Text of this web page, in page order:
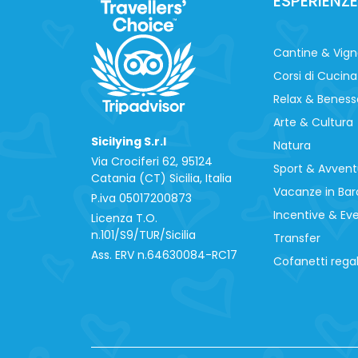
Sicilying S.r.l
Via Crociferi 62, 95124
Catania (CT) Sicilia, Italia
P.iva 0‍5017200873
Licenza T.O.
n.101/S9/TUR/Sicilia
Ass. ERV n.64630084-RC17
Cantine &
Corsi di Cucina
Relax &
Arte & Cultura
Natura
Sport &
Vacanze in
Incentive &
Transfer
Cofanetti